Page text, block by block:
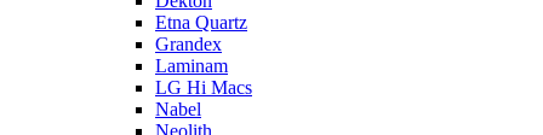
Etna Quartz
Grandex
Laminam
LG Hi Macs
Nabel
Neolith